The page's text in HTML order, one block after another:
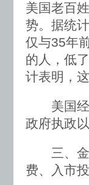
美国老百
势。据统
仅与35年
的人，低
计表明，
美国经
政府执政
三、金
费、入市投